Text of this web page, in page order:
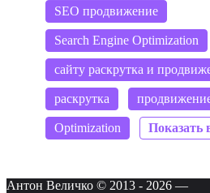
SEO продвижение
Search Engine Optimization
сайту раскрутка и
раскрутка
Optimization
Антон Величко © 2013 - 2026 —